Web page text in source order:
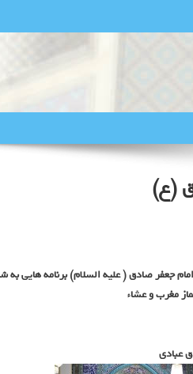
(ع)
جعفر صادق ( علیه السلام) برنامه هایی
عبادی